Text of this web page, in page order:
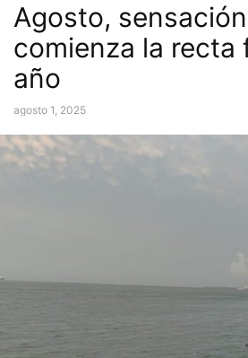
Agosto,
comienza la recta
año
agosto 1, 2025